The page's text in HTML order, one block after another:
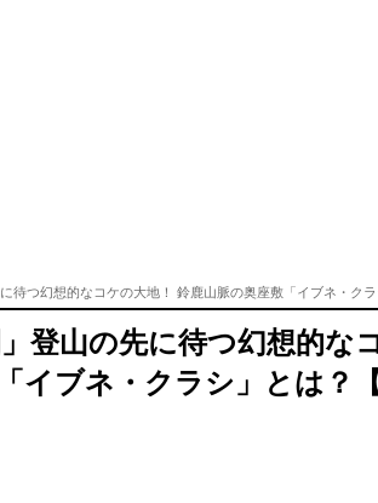
待つ幻想的なコケの大地！ 鈴鹿山脈の奥座敷「イブネ・クラ
登山の先に待つ幻想的な
イブネ・クラシ」とは？